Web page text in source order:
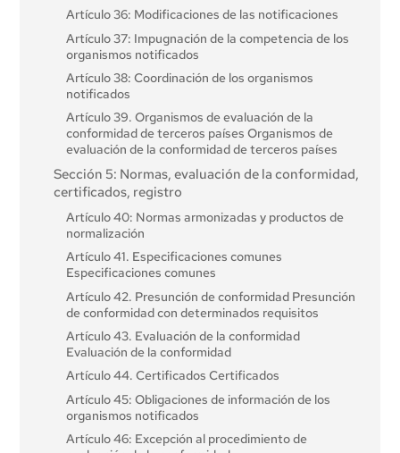
Artículo 36: Modificaciones de las notificaciones
Artículo 37: Impugnación de la competencia de los
organismos notificados
Artículo 38: Coordinación de los organismos
notificados
Artículo 39. Organismos de evaluación de la
conformidad de terceros países Organismos de
evaluación de la conformidad de terceros países
Sección 5: Normas, evaluación de la conformidad,
certificados, registro
Artículo 40: Normas armonizadas y productos de
normalización
Artículo 41. Especificaciones comunes
Especificaciones comunes
Artículo 42. Presunción de conformidad Presunción
de conformidad con determinados requisitos
Artículo 43. Evaluación de la conformidad
Evaluación de la conformidad
Artículo 44. Certificados Certificados
Artículo 45: Obligaciones de información de los
organismos notificados
Artículo 46: Excepción al procedimiento de